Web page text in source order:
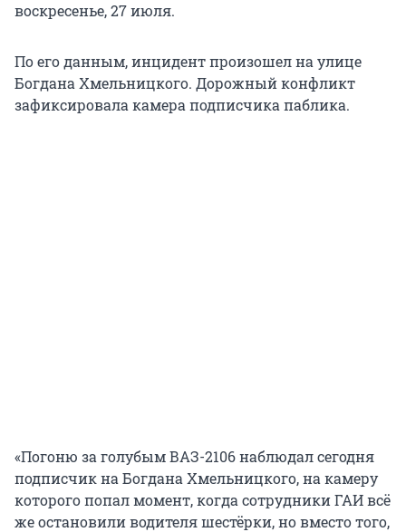
воскресенье, 27 июля.
По его данным, инцидент произошел на улице
Богдана Хмельницкого. Дорожный конфликт
зафиксировала камера подписчика паблика.
«Погоню за голубым ВАЗ-2106 наблюдал сегодня
подписчик на Богдана Хмельницкого, на камеру
которого попал момент, когда сотрудники ГАИ всё
же остановили водителя шестёрки, но вместо того,